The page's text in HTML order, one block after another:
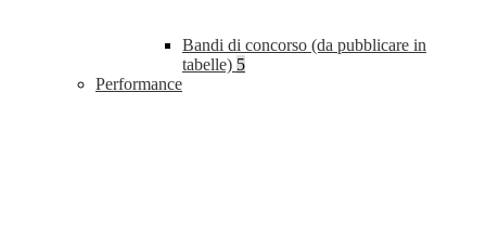
Bandi di concorso (da pubblicare in
tabelle) 5
Performance